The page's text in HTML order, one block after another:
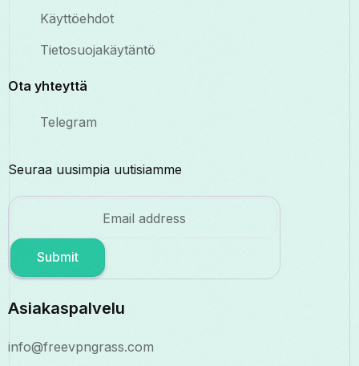
Käyttöehdot
Tietosuojakäytäntö
Ota yhteyttä
Telegram
Seuraa uusimpia uutisiamme
Submit
Asiakaspalvelu
info@freevpngrass.com